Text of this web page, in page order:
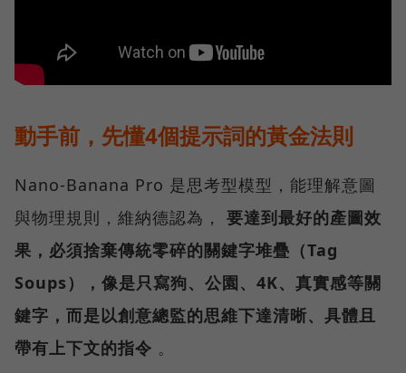
動手前，先懂4個提示詞的黃金法則
Nano-Banana Pro 是思考型模型，能理解意圖
與物理規則，維納德認為， 要達到最好的產圖效
果，必須捨棄傳統零碎的關鍵字堆疊（Tag
Soups），像是只寫狗、公園、4K、真實感等關
鍵字，而是以創意總監的思維下達清晰、具體且
帶有上下文的指令 。